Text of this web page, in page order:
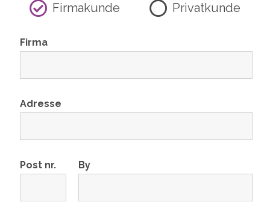
Firmakunde Privatkunde
Firma
Adresse
Post nr. By